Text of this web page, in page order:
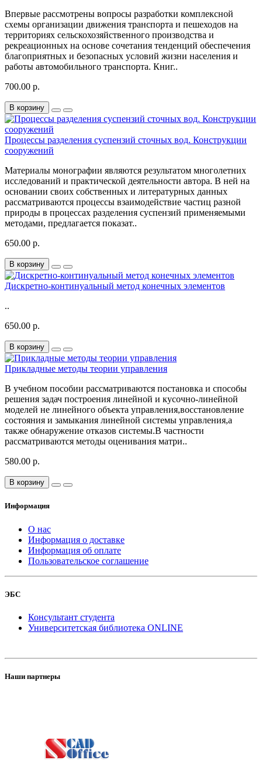
Впервые рассмотрены вопросы разработки комплексной
схемы организации движения транспорта и пешеходов на
территориях сельскохозяйственного производства и
рекреационных на основе сочетания тенденций обеспечения
благоприятных и безопасных условий жизни населения и
работы автомобильного транспорта. Книг..
700.00 р.
В корзину
Процессы разделения суспензий сточных вод. Конструкции
сооружений
Материалы монографии являются результатом многолетних
исследований и практической деятельности автора. В ней на
основании своих собственных и литературных данных
рассматриваются процессы взаимодействие частиц разной
природы в процессах разделения суспензий применяемыми
методами, предлагается показат..
650.00 р.
В корзину
Дискретно-континуальный метод конечных элементов
..
650.00 р.
В корзину
Прикладные методы теории управления
В учебном пособии рассматриваются постановка и способы
решения задач построения линейной и кусочно-линейной
моделей не линейного объекта управления,восстановление
состояния и замыкания линейной системы управления,а
также обнаружение отказов системы.В частности
рассматриваются методы оценивания матри..
580.00 р.
В корзину
Информация
О нас
Информация о доставке
Информация об оплате
Пользовательское соглашение
ЭБС
Консультант студента
Университетская библиотека ONLINE
Наши партнеры